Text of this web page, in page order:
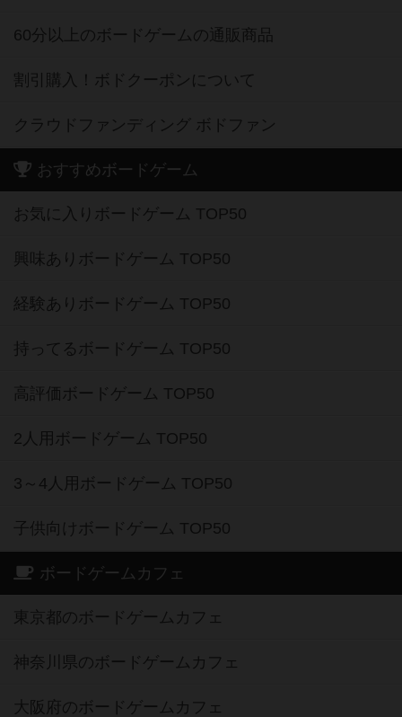
60分以上のボードゲームの通販商品
割引購入！ボドクーポンについて
クラウドファンディング ボドファン
おすすめボードゲーム
お気に入りボードゲーム TOP50
興味ありボードゲーム TOP50
経験ありボードゲーム TOP50
持ってるボードゲーム TOP50
高評価ボードゲーム TOP50
2人用ボードゲーム TOP50
3～4人用ボードゲーム TOP50
子供向けボードゲーム TOP50
ボードゲームカフェ
東京都のボードゲームカフェ
神奈川県のボードゲームカフェ
大阪府のボードゲームカフェ